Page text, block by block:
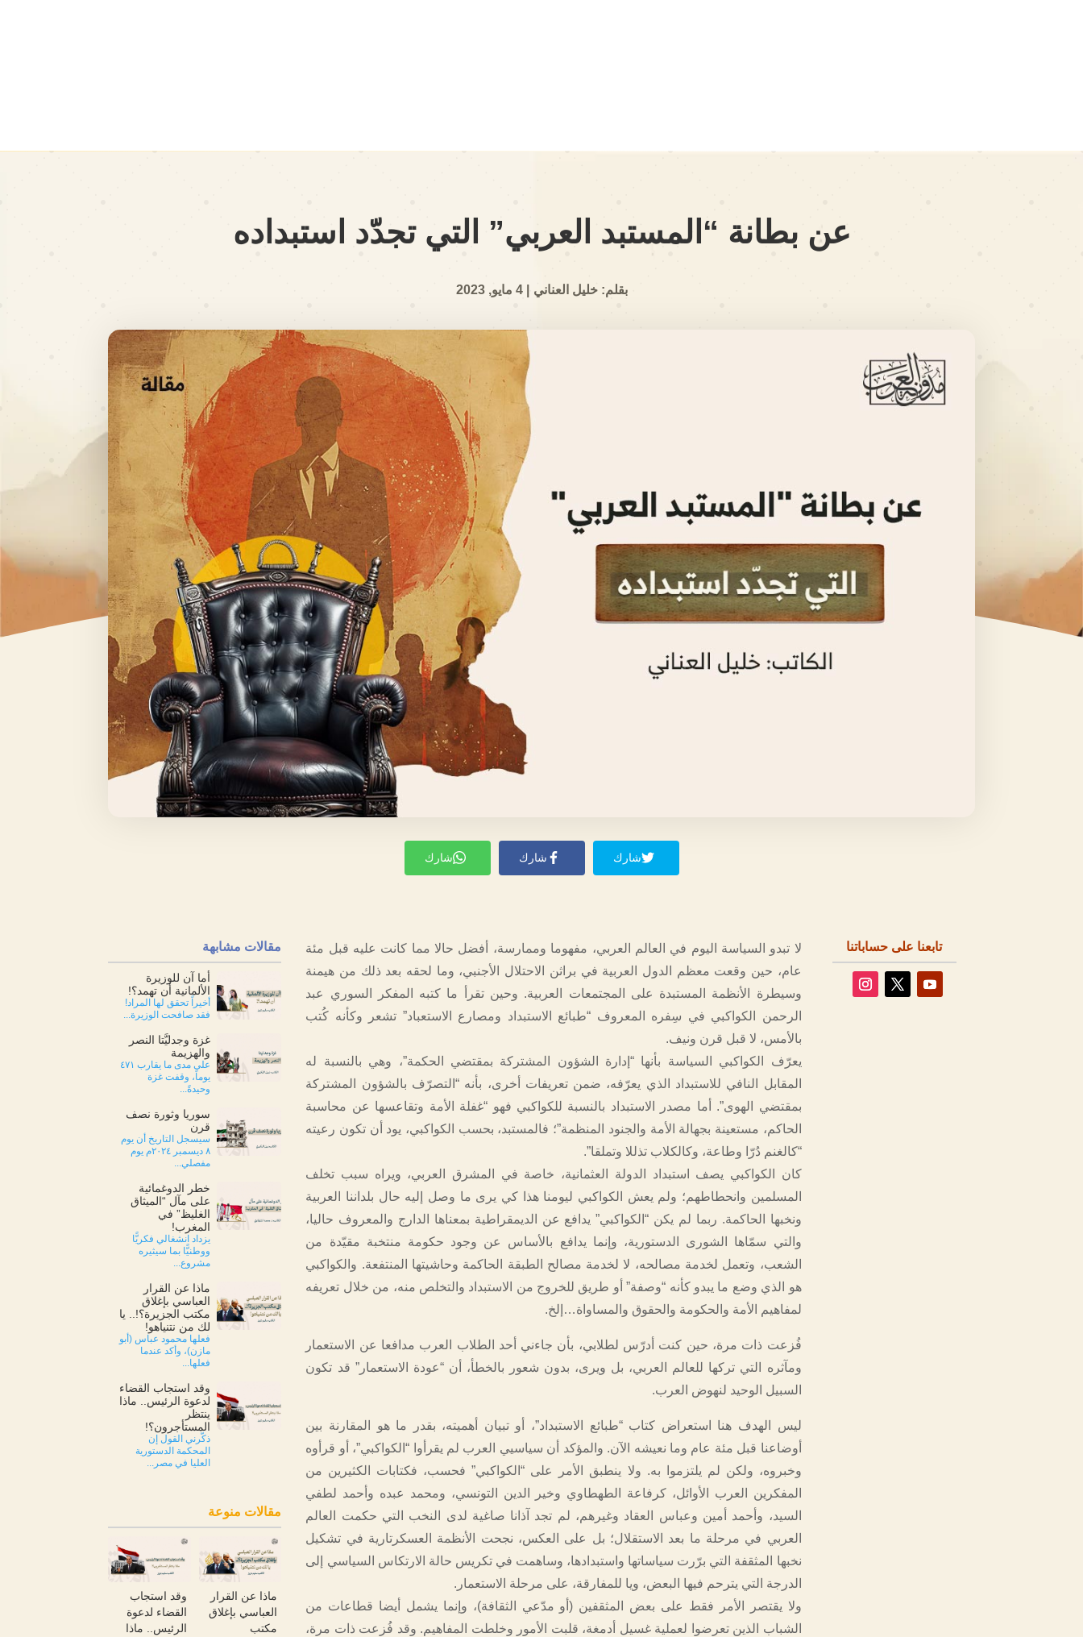
عن بطانة “المستبد العربي” التي تجدّد استبداده
بقلم: خليل العناني | 4 مايو, 2023
شارك شارك شارك
مقالات مشابهة
أما آن للوزيرة
الألمانية أن تهمد؟!
أخيراً تحقق لها المراد!
فقد صافحت الوزيرة...
غزة وجدليَّتا النصر
والهزيمة
على مدى ما يقارب ٤٧١
يوماً، وقفت غزة
وحيدةً...
سوريا وثورة نصف
قرن
سيسجل التاريخ أن يوم
٨ ديسمبر ٢٠٢٤م يوم
مفصلي...
خطر الدوغمائية
على مآل “الميثاق
الغليظ” في
المغرب!
يزداد انشغالي فكريًّا
ووطنيًّا بما سيثيره
مشروع...
ماذا عن القرار
العباسي بإغلاق
مكتب الجزيرة؟!.. يا
لك من نتنياهو!
فعلها محمود عباس (أبو
مازن)، وأكد عندما
فعلها...
وقد استجاب القضاء
لدعوة الرئيس.. ماذا
ينتظر
المستأجرون؟!
ذكّرني القول إن
المحكمة الدستورية
العليا في مصر...
مقالات منوعة
ماذا عن القرار
العباسي بإغلاق
مكتب
وقد استجاب
القضاء لدعوة
الرئيس.. ماذا
لا تبدو السياسة اليوم في العالم العربي، مفهوما وممارسة، أفضل حالا مما كانت عليه قبل مئة
عام، حين وقعت معظم الدول العربية في براثن الاحتلال الأجنبي، وما لحقه بعد ذلك من هيمنة
وسيطرة الأنظمة المستبدة على المجتمعات العربية. وحين تقرأ ما كتبه المفكر السوري عبد
الرحمن الكواكبي في سِفره المعروف “طبائع الاستبداد ومصارع الاستعباد” تشعر وكأنه كُتب
بالأمس، لا قبل قرن ونيف.
يعرّف الكواكبي السياسة بأنها “إدارة الشؤون المشتركة بمقتضي الحكمة”، وهي بالنسبة له
المقابل النافي للاستبداد الذي يعرّفه، ضمن تعريفات أخرى، بأنه “التصرّف بالشؤون المشتركة
بمقتضي الهوى”. أما مصدر الاستبداد بالنسبة للكواكبي فهو “غفلة الأمة وتقاعسها عن محاسبة
الحاكم، مستعينة بجهالة الأمة والجنود المنظمة”؛ فالمستبد، بحسب الكواكبي، يود أن تكون رعيته
“كالغنم دُرّا وطاعة، وكالكلاب تذللا وتملقا”.
كان الكواكبي يصف استبداد الدولة العثمانية، خاصة في المشرق العربي، ويراه سبب تخلف
المسلمين وانحطاطهم؛ ولم يعش الكواكبي ليومنا هذا كي يرى ما وصل إليه حال بلداننا العربية
ونخبها الحاكمة. ربما لم يكن “الكواكبي” يدافع عن الديمقراطية بمعناها الدارج والمعروف حاليا،
والتي سمّاها الشورى الدستورية، وإنما يدافع بالأساس عن وجود حكومة منتخبة مقيّدة من
الشعب، وتعمل لخدمة مصالحه، لا لخدمة مصالح الطبقة الحاكمة وحاشيتها المنتفعة. والكواكبي
هو الذي وضع ما يبدو كأنه “وصفة” أو طريق للخروج من الاستبداد والتخلص منه، من خلال تعريفه
لمفاهيم الأمة والحكومة والحقوق والمساواة…إلخ.
فُزعت ذات مرة، حين كنت أدرّس لطلابي، بأن جاءني أحد الطلاب العرب مدافعا عن الاستعمار
ومآثره التي تركها للعالم العربي، بل ويرى، بدون شعور بالخطأ، أن “عودة الاستعمار” قد تكون
السبيل الوحيد لنهوض العرب.
ليس الهدف هنا استعراض كتاب “طبائع الاستبداد”، أو تبيان أهميته، بقدر ما هو المقارنة بين
أوضاعنا قبل مئة عام وما نعيشه الآن. والمؤكد أن سياسيي العرب لم يقرأوا “الكواكبي”، أو قرأوه
وخبروه، ولكن لم يلتزموا به. ولا ينطبق الأمر على “الكواكبي” فحسب، فكتابات الكثيرين من
المفكرين العرب الأوائل، كرفاعة الطهطاوي وخير الدين التونسي، ومحمد عبده وأحمد لطفي
السيد، وأحمد أمين وعباس العقاد وغيرهم، لم تجد آذانا صاغية لدى النخب التي حكمت العالم
العربي في مرحلة ما بعد الاستقلال؛ بل على العكس، نجحت الأنظمة العسكرتارية في تشكيل
نخبها المثقفة التي برّرت سياساتها واستبدادها، وساهمت في تكريس حالة الارتكاس السياسي إلى
الدرجة التي يترحم فيها البعض، ويا للمفارقة، على مرحلة الاستعمار.
ولا يقتصر الأمر فقط على بعض المثقفين (أو مدّعي الثقافة)، وإنما يشمل أيضا قطاعات من
الشباب الذين تعرضوا لعملية غسيل أدمغة، قلبت الأمور وخلطت المفاهيم. وقد فُزعت ذات مرة،
تابعنا على حساباتنا